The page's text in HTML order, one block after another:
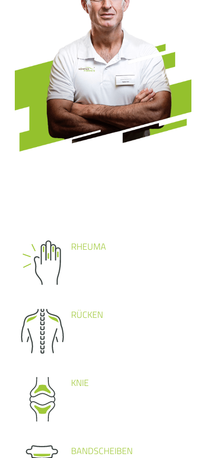
RHEUMA
RÜCKEN
KNIE
BANDSCHEIBEN